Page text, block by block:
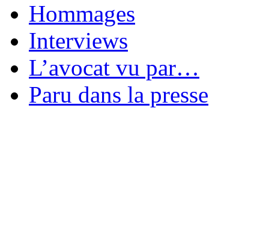
Hommages
Interviews
L’avocat vu par…
Paru dans la presse